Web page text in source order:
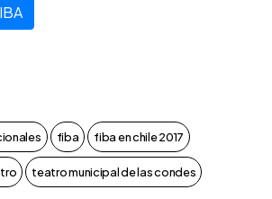
fiba fiba en chile 2017
teatro municipal de las condes